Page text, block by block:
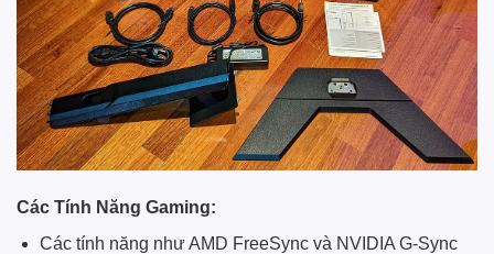
Các Tính Năng Gaming:
Các tính năng như AMD FreeSync và NVIDIA G-Sync